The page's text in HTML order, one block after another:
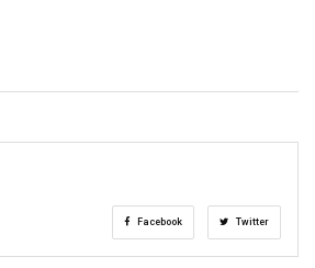
Facebook Twitter